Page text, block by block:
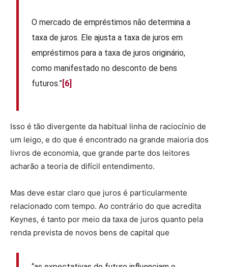
O mercado de empréstimos não determina a
taxa de juros. Ele ajusta a taxa de juros em
empréstimos para a taxa de juros originário,
como manifestado no desconto de bens
futuros.”[6]
Isso é tão divergente da habitual linha de raciocínio de
um leigo, e do que é encontrado na grande maioria dos
livros de economia, que grande parte dos leitores
acharão a teoria de difícil entendimento.
Mas deve estar claro que juros é particularmente
relacionado com tempo. Ao contrário do que acredita
Keynes, é tanto por meio da taxa de juros quanto pela
renda prevista de novos bens de capital que